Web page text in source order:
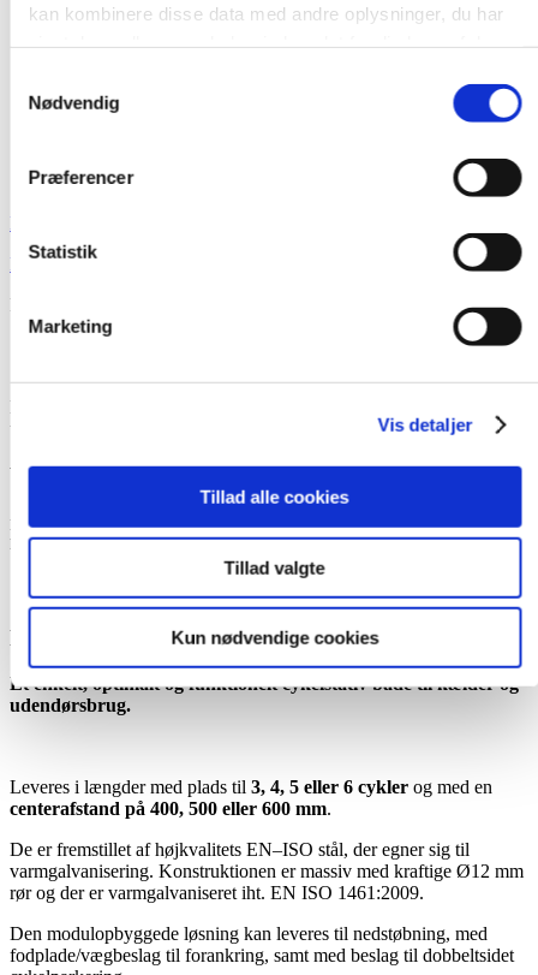
kan kombinere disse data med andre oplysninger, du har
Nødvendig
Præferencer
Statistik
Marketing
Vis detaljer
Tillad alle cookies
Tillad valgte
Kun nødvendige cookies
Menu
Forside-Projektløsninger
Projektløsninger
Et enkelt, optimalt og funktionelt cykelstativ både til kælder og
udendørsbrug.
Vind dit næste projekt med cykelstativer
I videoen herunder fortæller Nick Møller Merch,
hvordan du kan vinde dit næste projekt med cykelstativer sammen med os.
Basic cykelstativ
Et enkelt, optimalt og funktionelt cykelstativ både til kælder og
udendørsbrug.
Leveres i længder med plads til 3, 4, 5 eller 6 cykler og med en
centerafstand på 400, 500 eller 600 mm.
De er fremstillet af højkvalitets EN–ISO stål, der egner sig til
varmgalvanisering. Konstruktionen er massiv med kraftige Ø12 mm
rør og der er varmgalvaniseret iht. EN ISO 1461:2009.
Den modulopbyggede løsning kan leveres til nedstøbning, med
fodplade/vægbeslag til forankring, samt med beslag til dobbeltsidet